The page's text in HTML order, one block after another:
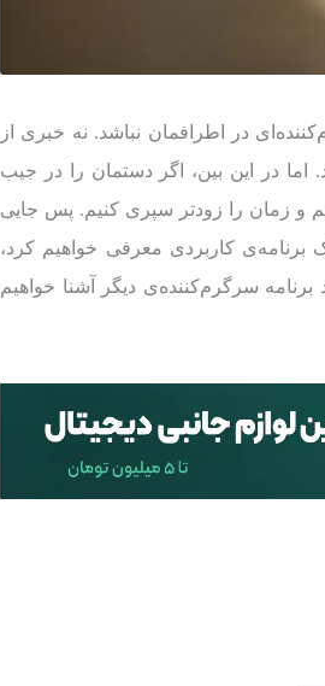
در اطرافمان نباشد. نه خبری از
در این بین، اگر دستمان را در جیب
و زمان را زودتر سپری کنیم. پس جایی
برنامه‌ی کاربردی معرفی خواهیم کرد،
سرگرم‌کننده‌ی دیگر آشنا خواهیم